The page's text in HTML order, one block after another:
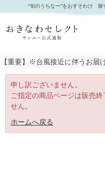
｜おきなわセレクト サンエー公式通販
“旬のうちなー”をおすそわけ 旅
【重要】※台風接近に伴うお届
申し訳ございません。
ご指定の商品ページは販売
せん。
ホームへ戻る